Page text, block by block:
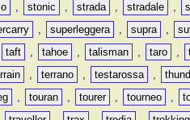
, stonic , strada , stradale ,
, superleggera , supra ,
taft , tahoe , talisman , taro ,
, terrano , testarossa ,
, touran , tourer , tourneo ,